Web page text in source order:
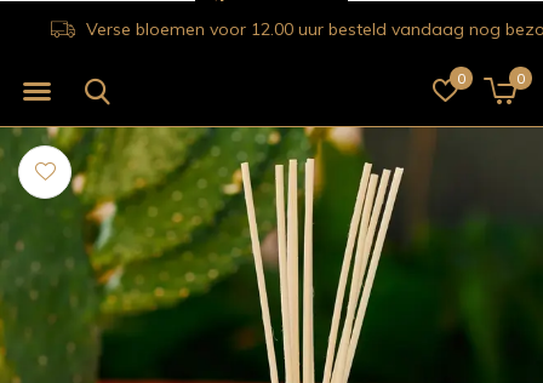
0 0
Verse bloemen voor 12.00 uur besteld vandaag nog bezorgd!